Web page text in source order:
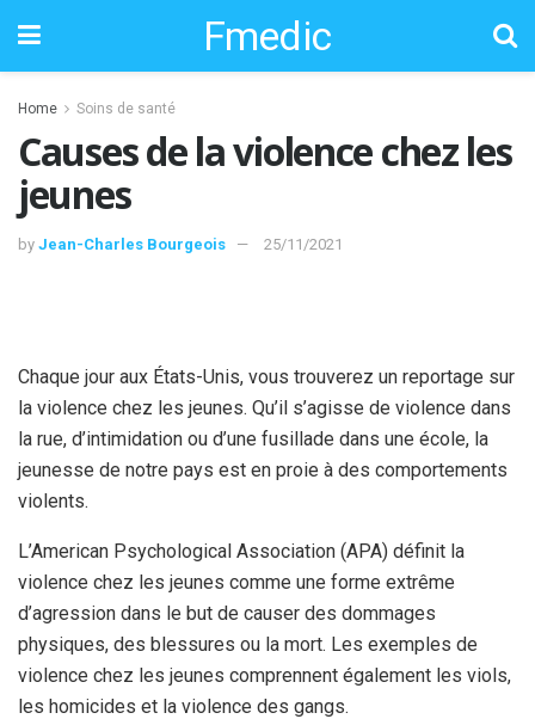
Fmedic
Home Soins de santé
Causes de la violence chez les
jeunes
by Jean-Charles Bourgeois 25/11/2021
Chaque jour aux États-Unis, vous trouverez un reportage sur
la violence chez les jeunes. Qu’il s’agisse de violence dans
la rue, d’intimidation ou d’une fusillade dans une école, la
jeunesse de notre pays est en proie à des comportements
violents.
L’American Psychological Association (APA) définit la
violence chez les jeunes comme une forme extrême
d’agression dans le but de causer des dommages
physiques, des blessures ou la mort. Les exemples de
violence chez les jeunes comprennent également les viols,
les homicides et la violence des gangs.